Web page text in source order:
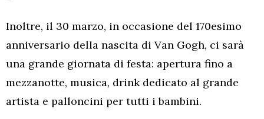
Inoltre, il 30 marzo, in occasione del 170esimo
anniversario della nascita di Van Gogh, ci sarà
una grande giornata di festa: apertura fino a
mezzanotte, musica, drink dedicato al grande
artista e palloncini per tutti i bambini.